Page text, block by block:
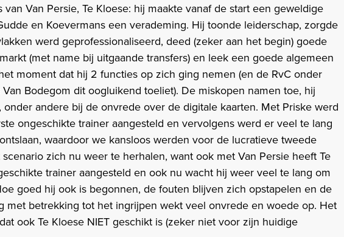
van Van Persie, Te Kloese: hij maakte vanaf de start een geweldige
en Koevermans een verademing. Hij toonde leiderschap, zorgde
werd geprofessionaliseerd, deed (zeker aan het begin) goede
(met name bij uitgaande transfers) en leek een goede algemeen
moment dat hij 2 functies op zich ging nemen (en de RvC onder
Bodegom dit oogluikend toeliet). De miskopen namen toe, hij
andere bij de onvrede over de digitale kaarten. Met Priske werd
ongeschikte trainer aangesteld en vervolgens werd er veel te lang
waardoor we kansloos werden voor de lucratieve tweede
zich nu weer te herhalen, want ook met Van Persie heeft Te
trainer aangesteld en ook nu wacht hij weer veel te lang om
goed hij ook is begonnen, de fouten blijven zich opstapelen en de
met betrekking tot het ingrijpen wekt veel onvrede en woede op. Het
ook Te Kloese NIET geschikt is (zeker niet voor zijn huidige